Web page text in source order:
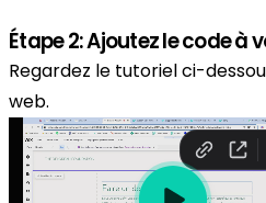
Étape 2: Ajoutez le code à
Regardez le tutoriel ci-
web.